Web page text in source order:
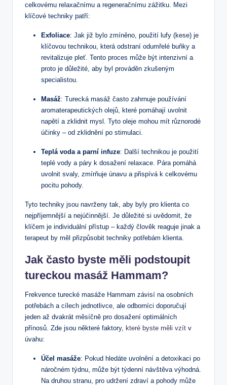
celkovému ‌relaxačnímu a regeneračnímu zážitku. Mezi
klíčové techniky patří:
Exfoliace: Jak již bylo zmíněno, použití lufy (kese)‍ je
klíčovou technikou, ⁤která odstraní ⁤odumřelé buňky a
revitalizuje pleť. Tento ⁢proces může ⁢být intenzivní ⁣a
proto​ je ⁤důležité, aby byl prováděn zkušeným‍
specialistou.
Masáž: Turecká‍ masáž často zahrnuje⁢ používání
aromaterapeutických olejů, které pomáhají uvolnit
napětí a zklidnit mysl.⁤ Tyto oleje mohou mít různorodé
účinky ⁢– od zklidnění po stimulaci.
Teplá voda a parní ⁢infuze:⁣ Další technikou je použití
teplé vody a⁤ páry k​ dosažení⁤ relaxace. Pára pomáhá
uvolnit‍ svaly,⁣ zmírňuje únavu a přispívá k⁢ celkovému
pocitu⁢ pohody.
Tyto techniky jsou navrženy tak, aby ‌byly​ pro klienta co
nejpříjemnější a⁤ nejúčinnější.⁤ Je důležité si uvědomit, že
klíčem je ⁣individuální ‍přístup – každý člověk reaguje jinak‌ a
terapeut by měl přizpůsobit techniky potřebám klienta.
Jak ‍často⁢ byste měli podstoupit
tureckou masáž Hammam?
Frekvence turecké masáže Hammam závisí na osobních​
potřebách ‍a cílech jednotlivce, ale odborníci doporučují
jeden až ‍dvakrát měsíčně ‌pro dosažení ‍optimálních
přínosů. Zde jsou některé faktory, které byste měli vzít v
úvahu:
Účel masáže: Pokud hledáte⁣ uvolnění a detoxikaci po
náročném týdnu, ​může být⁢ týdenní návštěva výhodná.
‍Na​ druhou stranu, pro​ udržení zdraví a pohody⁣ může